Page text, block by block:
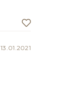
13.01.2021